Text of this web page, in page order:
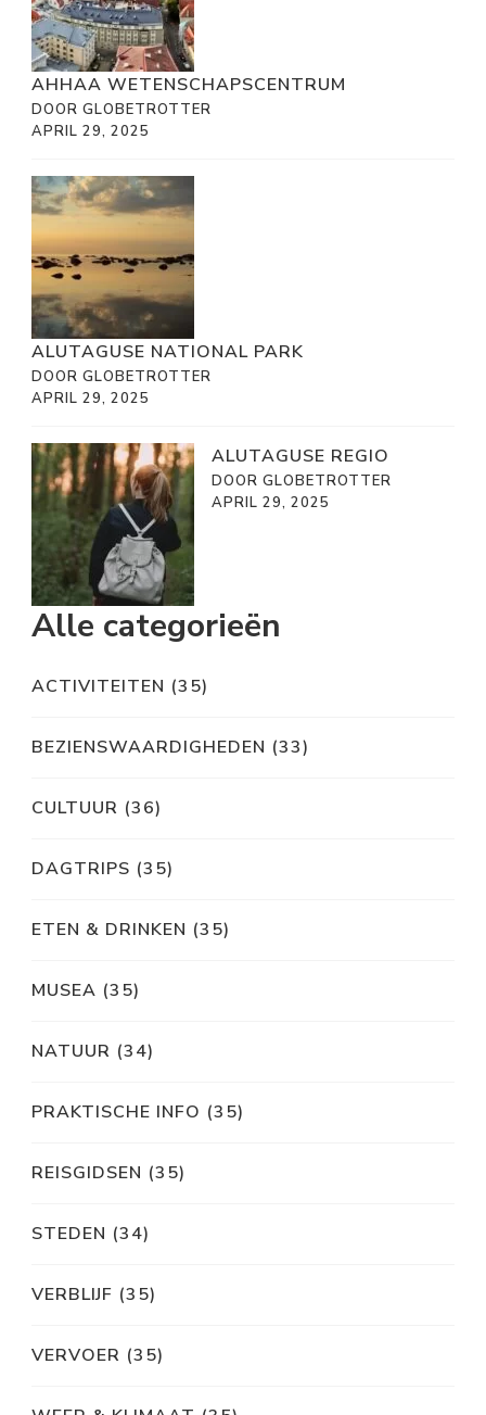
AHHAA WETENSCHAPSCENTRUM
DOOR GLOBETROTTER
APRIL 29, 2025
ALUTAGUSE NATIONAL PARK
DOOR GLOBETROTTER
APRIL 29, 2025
ALUTAGUSE REGIO
DOOR GLOBETROTTER
APRIL 29, 2025
Alle categorieën
ACTIVITEITEN (35)
BEZIENSWAARDIGHEDEN (33)
CULTUUR (36)
DAGTRIPS (35)
ETEN & DRINKEN (35)
MUSEA (35)
NATUUR (34)
PRAKTISCHE INFO (35)
REISGIDSEN (35)
STEDEN (34)
VERBLIJF (35)
VERVOER (35)